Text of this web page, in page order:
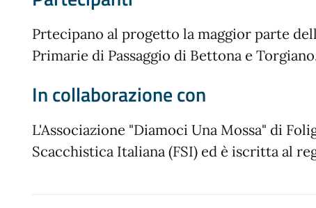
Prtecipano al progetto la maggior parte
Primarie di Passaggio di Bettona e
In collaborazione con
L'Associazione "Diamoci Una Mossa" di
Scacchistica Italiana (FSI) ed è iscritta al